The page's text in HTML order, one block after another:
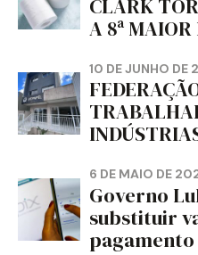
CLARK
A 8ª
MUNDO, DIZ
10 DE JUNHO DE
CORTIÇA E
PAPEL DO
PARANÁ –
6 DE MAIO DE
Governo
substituir